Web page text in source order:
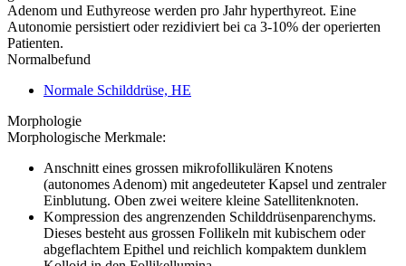
Adenom und Euthyreose werden pro Jahr hyperthyreot. Eine
Autonomie persistiert oder rezidiviert bei ca 3-10% der operierten
Patienten.
Normalbefund
Normale Schilddrüse, HE
Morphologie
Morphologische Merkmale:
Anschnitt eines grossen mikrofollikulären Knotens
(autonomes Adenom) mit angedeuteter Kapsel und zentraler
Einblutung. Oben zwei weitere kleine Satellitenknoten.
Kompression des angrenzenden Schilddrüsenparenchyms.
Dieses besteht aus grossen Follikeln mit kubischem oder
abgeflachtem Epithel und reichlich kompaktem dunklem